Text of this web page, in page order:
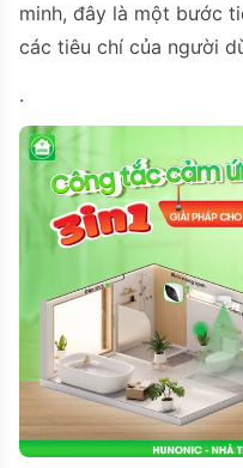
minh, đây là một bước
các tiêu chí của người
.